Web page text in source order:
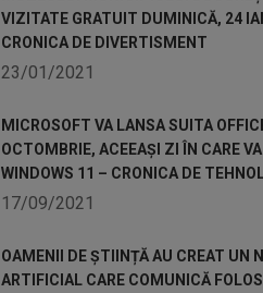
VIZITATE GRATUIT DUMINICĂ, 24
CRONICA DE DIVERTISMENT
23/01/2021
MICROSOFT VA LANSA SUITA
OCTOMBRIE, ACEEAȘI ZI ÎN CARE
WINDOWS 11 – CRONICA DE
17/09/2021
OAMENII DE ȘTIINȚĂ AU CREAT UN
ARTIFICIAL CARE COMUNICĂ